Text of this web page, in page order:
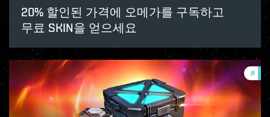
20% 할인된 가격에 오메가를 구독하고
무료 SKIN을 얻으세요
#